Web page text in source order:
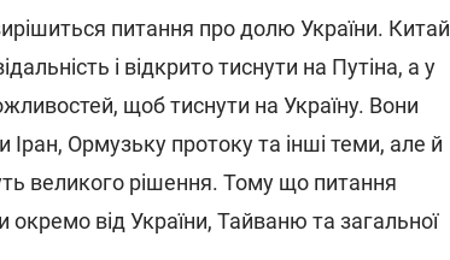
питання про долю України. Китай
і відкрито тиснути на Путіна, а у
щоб тиснути на Україну. Вони
Ормузьку протоку та інші теми, але й
великого рішення. Тому що питання
від України, Тайваню та загальної